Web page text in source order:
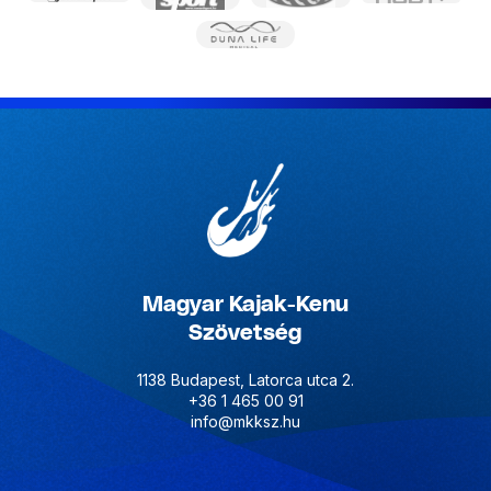
Magyar Kajak-Kenu
Szövetség
1138 Budapest, Latorca utca 2.
+36 1 465 00 91
info@mkksz.hu